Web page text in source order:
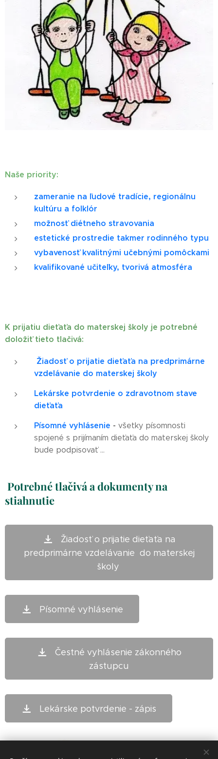
Naše priority:
zameranie na ľudové tradície, regionálnu
kultúru a folklór
možnosť diétneho stravovania
estetické prostredie takmer rodinného typu
vybavenosť kvalitnými učebnými pomôckami
kvalifikované učiteľky, tvorivá atmosféra
K prijatiu dieťaťa do materskej školy je potrebné
doložiť tieto tlačivá:
Žiadosť o prijatie dieťaťa na predprimárne
vzdelávanie do materskej školy
Lekárske potvrdenie o zdravotnom stave
dieťaťa
Písomné vyhlásenie - všetky písomnosti
spojené s prijímaním dieťaťa do materskej školy
bude podpisovať ...
Potrebné tlačivá a dokumenty na
stiahnutie
Žiadosť o prijatie dieťaťa na
predprimárne vzdelávanie do materskej
školy
Písomné vyhlásenie
Čestné vyhlásenie zákonného
zástupcu
Lekárske potvrdenie - zápis